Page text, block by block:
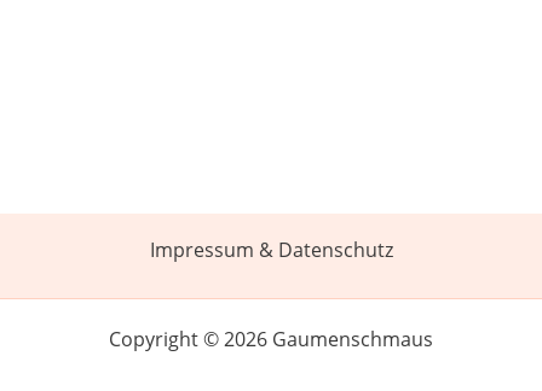
Impressum & Datenschutz
Copyright © 2026 Gaumenschmaus